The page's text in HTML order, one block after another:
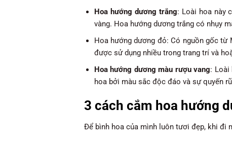
Hoa hướng dương trắng: Loài hoa này
vàng. Hoa hướng dương trắng có nhụy
Hoa hướng dương đỏ: Có nguồn gốc
được sử dụng nhiều trong trang trí và
Hoa hướng dương màu rượu vang: Loài
hoa bởi màu sắc độc đáo và sự quyến
3 cách cắm hoa hướng
Để bình hoa của mình luôn tươi đẹp, khi đi